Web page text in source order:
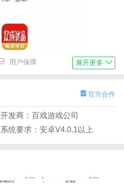
用户保障 展开更多
官方合作
开发商：百戏游戏公司
系统要求：安卓V4.0.1以上